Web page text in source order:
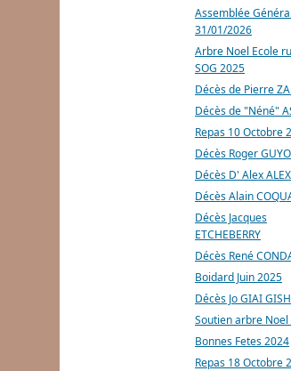
Assemblée
31/01/2026
Arbre Noel Ecole
SOG 2025
Décès de Pierre
Décès de "Néné"
Repas 10 Octobre
Décès Roger
Décès D' Alex
Décès Alain
Décès Jacques
ETCHEBERRY
Décès René
Boidard Juin 2025
Décès Jo GIAI
Soutien arbre Noel
Bonnes Fetes 2024
Repas 18 Octobre